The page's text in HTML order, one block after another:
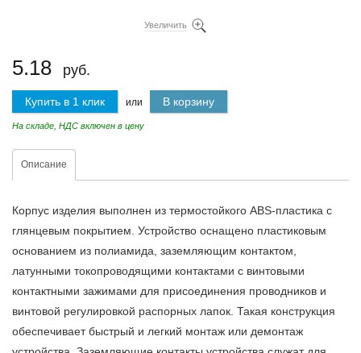
Увеличить
5.18 руб.
Купить в 1 клик или В корзину
На складе, НДС включен в цену
Описание
Корпус изделия выполнен из термостойкого ABS-пластика с
глянцевым покрытием. Устройство оснащено пластиковым
основанием из полиамида, заземляющим контактом,
латунными токопроводящими контактами с винтовыми
контактными зажимами для присоединения проводников и
винтовой регулировкой распорных лапок. Такая конструкция
обеспечивает быстрый и легкий монтаж или демонтаж